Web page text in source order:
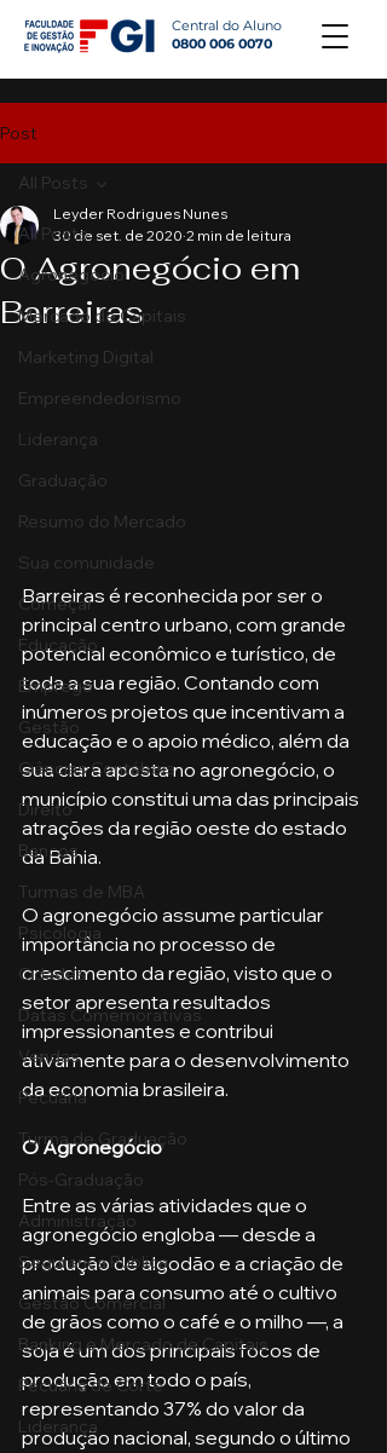
Central do Aluno
0800 006 0070
Post
All Posts
Agronegócio
Mercado de Capitais
Marketing Digital
Empreendedorismo
Liderança
Graduação
Resumo do Mercado
Sua comunidade
Começar
Educação
Emprego
Gestão
Ciências Contábeis
Direito
Bancos
Turmas de MBA
Psicologia
Cidades
Datas Comemorativas
Vendas
Pecuária
Turma de Graduação
Pós-Graduação
Administração
Segurança Publica
Gestão Comercial
Banking e Mercado de Capitais
Pecuária de Corte
Liderança
All Posts
O Agronegócio em
Barreiras
Leyder Rodrigues Nunes
30 de set. de 2020 2 min de leitura
Barreiras é reconhecida por ser o
principal centro urbano, com grande
potencial econômico e turístico, de
toda a sua região. Contando com
inúmeros projetos que incentivam a
educação e o apoio médico, além da
sua clara aposta no agronegócio, o
município constitui uma das principais
atrações da região oeste do estado
da Bahia.
O agronegócio assume particular
importância no processo de
crescimento da região, visto que o
setor apresenta resultados
impressionantes e contribui
ativamente para o desenvolvimento
da economia brasileira.
O Agronegócio
Entre as várias atividades que o
agronegócio engloba — desde a
produção de algodão e a criação de
animais para consumo até o cultivo
de grãos como o café e o milho —, a
soja é um dos principais focos de
produção em todo o país,
representando 37% do valor da
produção nacional, segundo o último